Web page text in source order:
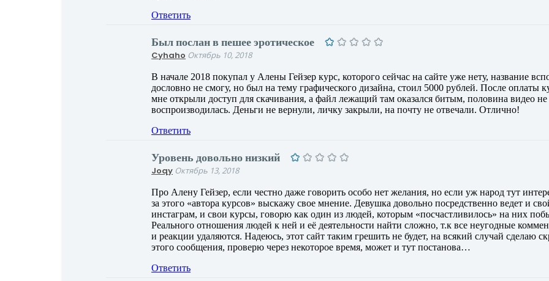
Ответить
Был послан в пешее эротическое
Cyhaho Октябрь 10, 2018
В начале 2018 покупал у Алены Гейзер курс, которого сейчас на сайте уже нету, название
дословно не смогу, но был на тему графического дизайна, стоил 5000 рублей. После оплаты
мне открыли доступ для скачивания, а файл лежащий там оказался битым, половина видео не
воспроизводилась. Деньги не вернули, личку закрыли, на почту не отвечали. Отлично!
Ответить
Уровень довольно низкий
Joqy Октябрь 13, 2018
Про Алену Гейзер, если честно даже говорить особо нет желания, но если уж народ тут
за этого «автора курсов» выскажу свое мнение. Девушка довольно посредственно ведет и
инстаграм, и свои курсы, говорю как один из людей, которым «посчастливилось» на них
Реального отношения людей к ней и её деятельности найти сложно, т.к все неугодные
и реакции удаляются. Надеюсь, этот сайт таким грешить не будет, на всякий случай сделаю
этого сообщения, проверю через некоторое время, может и тут постанова…
Ответить